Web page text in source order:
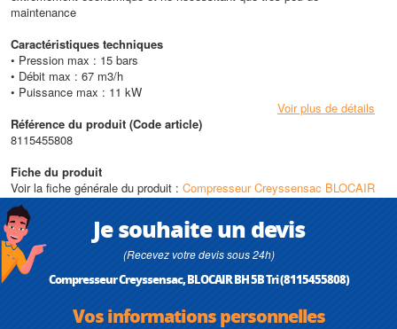
maintenance
Caractéristiques techniques
• Pression max : 15 bars
• Débit max : 67 m3/h
• Puissance max : 11 kW
Voir plus de détails
Référence du produit (Code article)
8115455808
Fiche du produit
Voir la fiche générale du produit : Compresseur Creyssensac BLOCAIR
Je souhaite un devis
(Recevez votre devis sous 24h)
Compresseur Creyssensac, BLOCAIR BH 5B Tri (8115455808)
Vos informations personnelles